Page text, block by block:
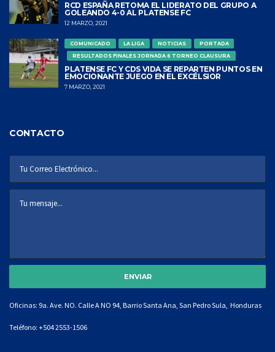
RCD ESPAÑA RETOMA EL LIDERATO DEL GRUPO A
GOLEANDO 4-0 AL PLATENSE FC
12 MARZO, 2021
COMUNICADO LA LIGA NOTICIAS
PORTADA
RESULTADOS FINALES JORNADA 6 TORNEO CLAUSURA
PLATENSE FC Y CDS VIDA SE REPARTEN PUNTOS EN
EMOCIONANTE JUEGO EN EL EXCÉLSIOR
7 MARZO, 2021
CONTACTO
Oficinas: 9a. Ave. NO. Calle A NO 94, Barrio Santa Ana, San Pedro Sula, Honduras
Teléfono: +504 2553-1506